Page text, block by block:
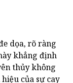
dọa, rõ ràng
khẳng định
thủy không
của sự cay